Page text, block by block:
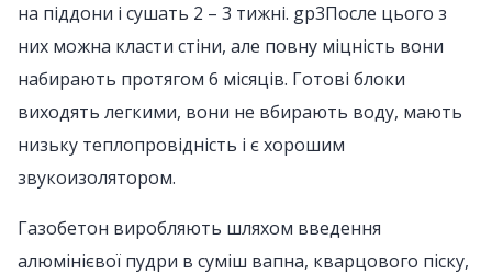
на піддони і сушать 2 – 3 тижні. gp3После цього з
них можна класти стіни, але повну міцність вони
набирають протягом 6 місяців. Готові блоки
виходять легкими, вони не вбирають воду, мають
низьку теплопровідність і є хорошим
звукоизолятором.
Газобетон виробляють шляхом введення
алюмінієвої пудри в суміш вапна, кварцового піску,